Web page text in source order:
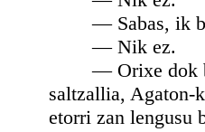
— Sabas, ik
— Nik ez.
— Orixe dok ba
saltzallia, Agaton-
etorri zan lengusu